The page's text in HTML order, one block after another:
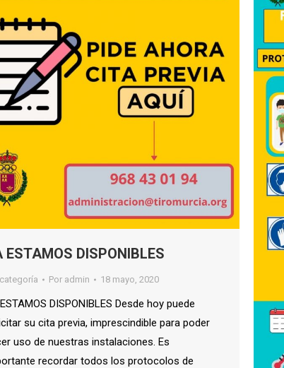
ESTAMOS DISPONIBLES
Por admin 18 mayo, 2020
DISPONIBLES Desde hoy puede
su cita previa, imprescindible para poder
uso de nuestras instalaciones. Es
recordar todos los protocolos de